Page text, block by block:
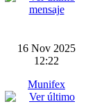
16 Nov 2025
12:22
Munifex